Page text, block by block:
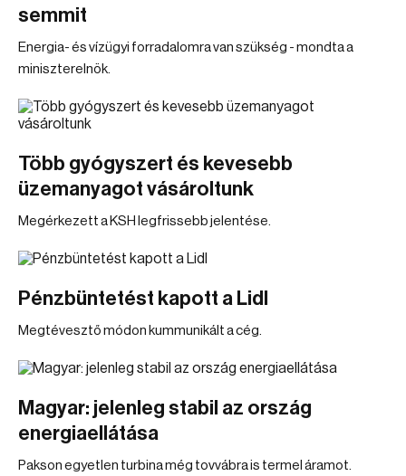
semmit
Energia- és vízügyi forradalomra van szükség - mondta a
miniszterelnök.
Több gyógyszert és kevesebb
üzemanyagot vásároltunk
Megérkezett a KSH legfrissebb jelentése.
Pénzbüntetést kapott a Lidl
Megtévesztő módon kummunikált a cég.
Magyar: jelenleg stabil az ország
energiaellátása
Pakson egyetlen turbina még tovvábra is termel áramot.